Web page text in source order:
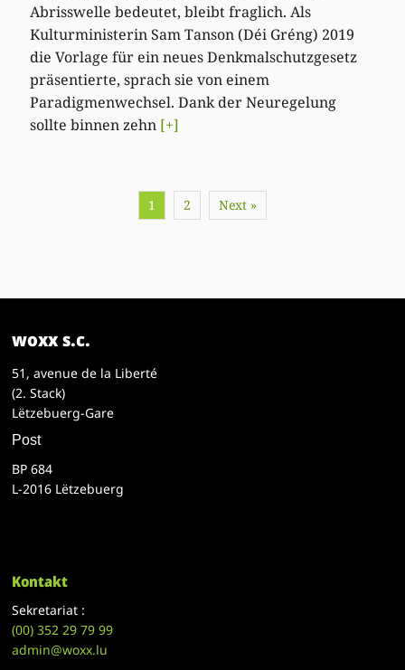
Abrisswelle bedeutet, bleibt fraglich. Als
Kulturministerin Sam Tanson (Déi Gréng) 2019
die Vorlage für ein neues Denkmalschutzgesetz
präsentierte, sprach sie von einem
Paradigmenwechsel. Dank der Neuregelung
sollte binnen zehn [+]
1 2 Next »
woxx s.c.
51, avenue de la Liberté
(2. Stack)
Lëtzebuerg-Gare
Post
BP 684
L-2016 Lëtzebuerg
Kontakt
Sekretariat :
(00)352 29 79 99
admin@woxx.lu